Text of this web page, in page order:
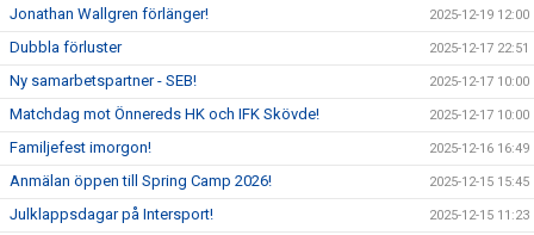
Jonathan Wallgren förlänger! 2025-12-19 12:00
Dubbla förluster 2025-12-17 22:51
Ny samarbetspartner - SEB! 2025-12-17 10:00
Matchdag mot Önnereds HK och IFK Skövde! 2025-12-17 10:00
Familjefest imorgon! 2025-12-16 16:49
Anmälan öppen till Spring Camp 2026! 2025-12-15 15:45
Julklappsdagar på Intersport! 2025-12-15 11:23